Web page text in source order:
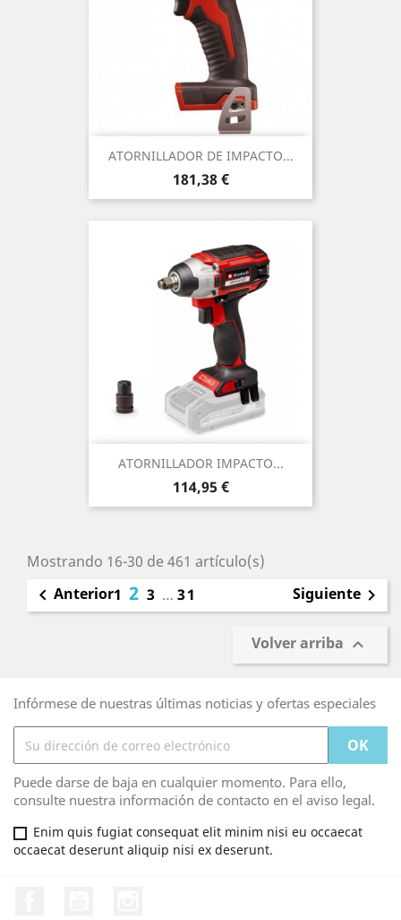
ATORNILLADOR DE IMPACTO...
Precio
181,38 €
ATORNILLADOR IMPACTO...
Precio
114,95 €
Mostrando 16-30 de 461 artículo(s)
 Anterior1 2 3 … 31 Siguiente 
Volver arriba 
Infórmese de nuestras últimas noticias y ofertas especiales
Puede darse de baja en cualquier momento. Para ello,
consulte nuestra información de contacto en el aviso legal.
Enim quis fugiat consequat elit minim nisi eu occaecat
occaecat deserunt aliquip nisi ex deserunt.